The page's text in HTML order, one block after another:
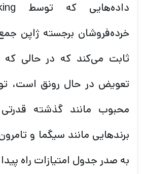
خرده‌فروشان برجسته ژاپن
ثابت می‌کند که در حالی که
تعویض در حال رونق است،
محبوب مانند گذشته
برندهایی مانند سیگما و
به صدر جدول امتیازات راه